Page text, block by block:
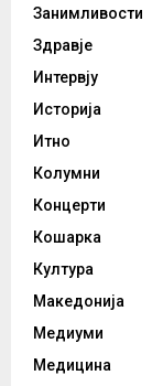
Занимливости
Здравје
Интервју
Историја
Итно
Колумни
Концерти
Кошарка
Култура
Македонија
Медиуми
Медицина